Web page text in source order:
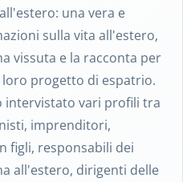
una vera e
sulla vita all'estero,
vissuta e la racconta per
progetto di espatrio.
intervistato vari profili tra
imprenditori,
figli, responsabili dei
all'estero, dirigenti delle